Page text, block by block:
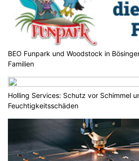
BEO Funpark und Woodstock in
Familien
Holling Services: Schutz vor Schimmel
Feuchtigkeitsschäden